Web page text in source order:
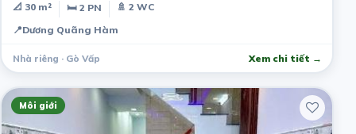
📐 30 m² 🛏 2 PN
🚿 2 WC
📍Dương Quãng Hàm
Nhà riêng · Gò Vấp Xem chi tiết →
Môi giới